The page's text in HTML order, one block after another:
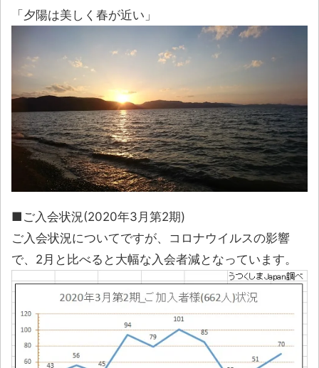
「夕陽は美しく春が近い」
■ご入会状況(2020年3月第2期)
ご入会状況についてですが、コロナウイルスの影響
で、2月と比べると大幅な入会者減となっています。